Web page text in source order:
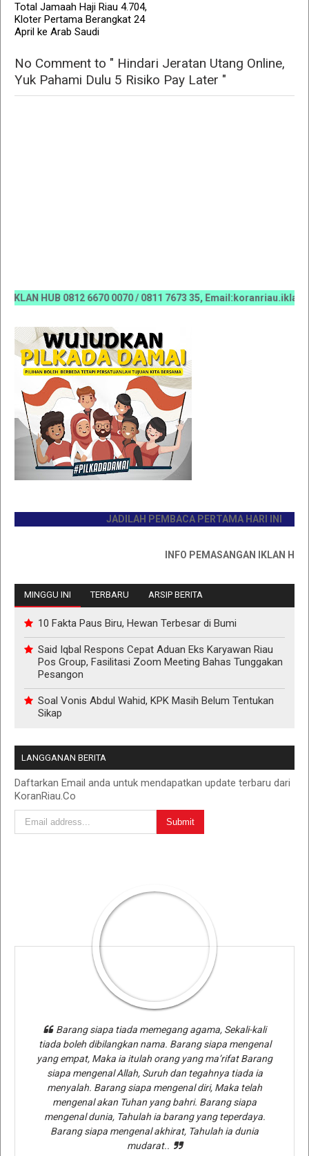
Total Jamaah Haji Riau 4.704,
Kloter Pertama Berangkat 24
April ke Arab Saudi
No Comment to " Hindari Jeratan Utang Online,
Yuk Pahami Dulu 5 Risiko Pay Later "
HUB 0812 6670 0070 / 0811 7673 35,
JADILAH PEMBACA PERTAMA HARI INI
INFO PEMASANGAN IKLAN HUB :
MINGGU INI TERBARU ARSIP BERITA
10 Fakta Paus Biru, Hewan Terbesar di Bumi
Said Iqbal Respons Cepat Aduan Eks Karyawan Riau
Pos Group, Fasilitasi Zoom Meeting Bahas Tunggakan
Pesangon
Soal Vonis Abdul Wahid, KPK Masih Belum Tentukan
Sikap
LANGGANAN BERITA
Daftarkan Email anda untuk mendapatkan update terbaru dari
KoranRiau.Co
Barang siapa tiada memegang agama, Sekali-kali
tiada boleh dibilangkan nama. Barang siapa mengenal
yang empat, Maka ia itulah orang yang ma’rifat Barang
siapa mengenal Allah, Suruh dan tegahnya tiada ia
menyalah. Barang siapa mengenal diri, Maka telah
mengenal akan Tuhan yang bahri. Barang siapa
mengenal dunia, Tahulah ia barang yang teperdaya.
Barang siapa mengenal akhirat, Tahulah ia dunia
mudarat..